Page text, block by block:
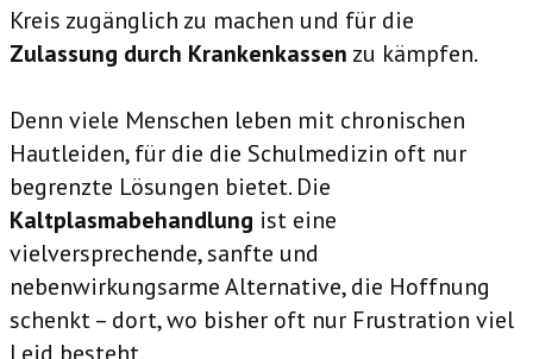
Kreis zugänglich zu machen und für die
Zulassung durch Krankenkassen zu kämpfen.
Denn viele Menschen leben mit chronischen
Hautleiden, für die die Schulmedizin oft nur
begrenzte Lösungen bietet. Die
Kaltplasmabehandlung ist eine
vielversprechende, sanfte und
nebenwirkungsarme Alternative, die Hoffnung
schenkt – dort, wo bisher oft nur Frustration viel